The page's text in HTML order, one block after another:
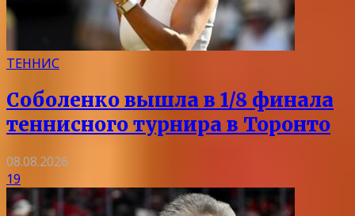
ТЕННИС
Соболенко вышла в 1/8 финала
теннисного турнира в Торонто
08.08.2026
19